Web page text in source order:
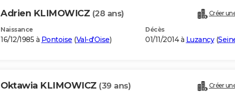
Adrien KLIMOWICZ (28 ans) Créer
Naissance
16/12/1985 à Pontoise (Val-d'Oise)
Décès
01/11/2014 à Luzancy(
Oktawia KLIMOWICZ (39 ans) Créer